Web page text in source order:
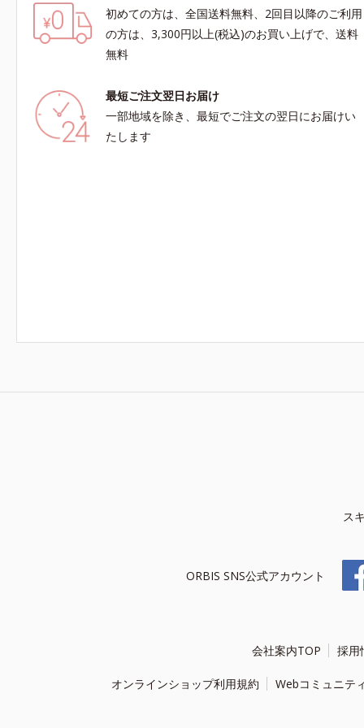
初めての方は、全国送料無料、2回目以降のご利用
の方は、3,300円以上(税込)のお買い上げで、送料
無料
最短ご注文翌日お届け
一部地域を除き、最短でご注文の翌日にお届けい
たします
ス
ORBIS SNS公式アカウント
会社案内TOP 採用
オンラインショップ利用規約 Webコミュニテ